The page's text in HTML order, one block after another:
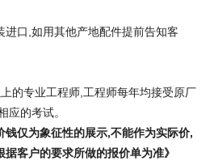
进口,如用其他产地配件提前告知客
的专业工程师,工程师每年均接受原厂
应的考试。
钱仅为象征性的展示,不能作为实际价,
据客户的要求所做的报价单为准》